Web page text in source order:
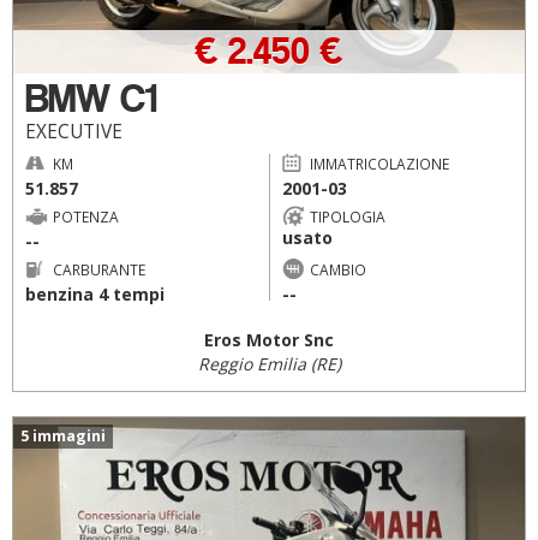
BMW C1
EXECUTIVE
€ 2.450 €
KM
51.857
IMMATRICOLAZIONE
2001-03
POTENZA
--
TIPOLOGIA
usato
CARBURANTE
benzina 4 tempi
CAMBIO
--
Eros Motor Snc
Reggio Emilia (RE)
5 immagini